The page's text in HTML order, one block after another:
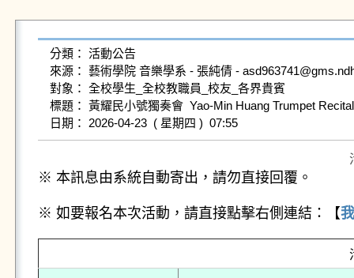
分類： 活動公告
來源： 藝術學院 音樂學系 - 張純倩 -
對象： 全校學生_全校教職員_校友_各界貴賓
標題： 黃耀民小號獨奏會  Yao-Min Huang Trumpet Recital
日期： 2026-04-23  ( 星期四 )  07:55
※ 本訊息由系統自動寄出，請勿直接回覆。
※ 如要報名本次活動，請直接點擊右側連結：【